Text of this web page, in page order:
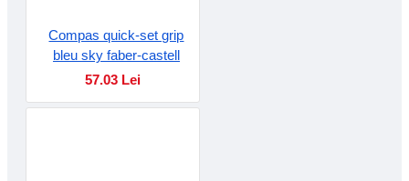
Compas quick-set grip
bleu sky faber-castell
57.03 Lei